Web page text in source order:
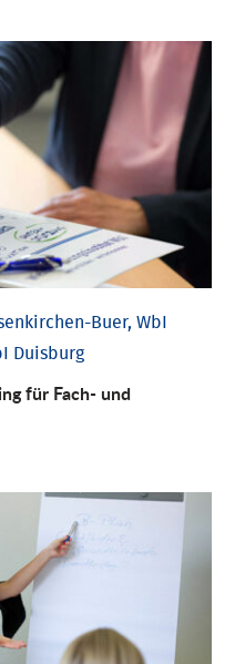
Buer, WbI
Duisburg
für Fach-­ und